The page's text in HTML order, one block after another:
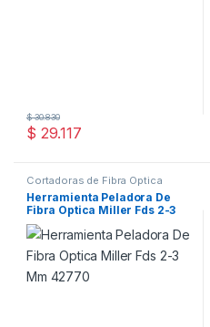
$ 29.117
$30.830
Cortadoras de Fibra Óptica
Herramienta Peladora De
Fibra Optica Miller Fds 2-3
Mm 42770